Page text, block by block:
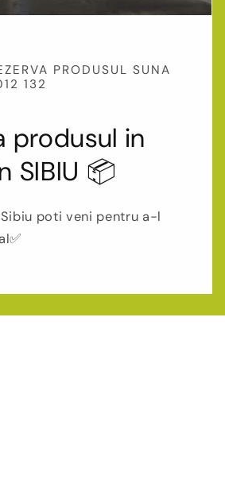
PRODUSUL SUNA
132
produsul in
SIBIU 📦
poti veni pentru a-l